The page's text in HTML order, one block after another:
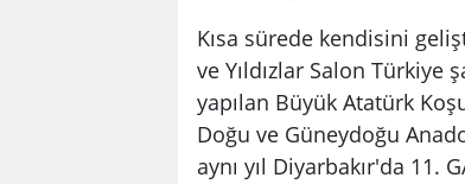
Kısa sürede kendisini
ve Yıldızlar Salon Türkiye
yapılan Büyük Atatürk
Doğu ve Güneydoğu
aynı yıl Diyarbakır'da 11.